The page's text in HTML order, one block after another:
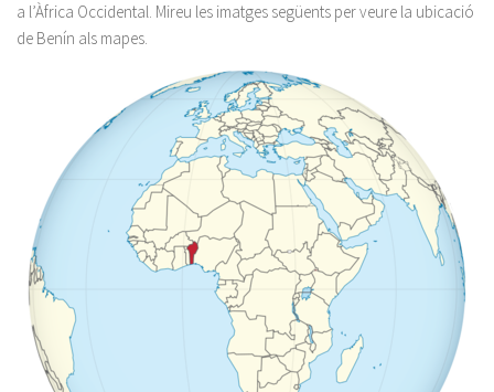
a l’Àfrica Occidental. Mireu les imatges següents per veure la ubicació
de Benín als mapes.